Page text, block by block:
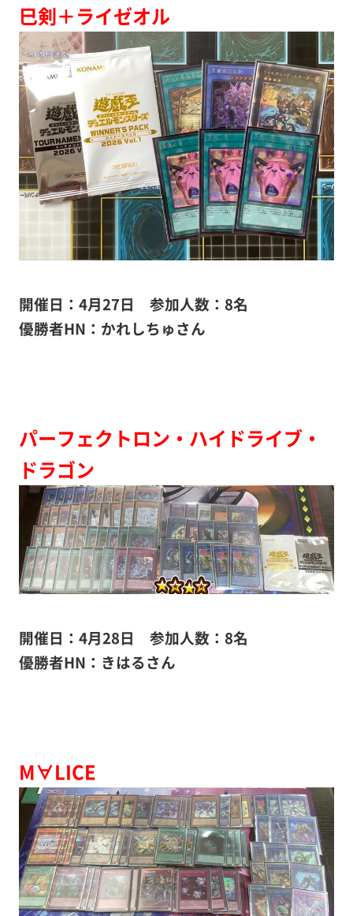
巳剣＋ライゼオル
開催日：4月27日 参加人数：8名
優勝者HN：かれしちゅさん
パーフェクトロン・ハイドライブ・
ドラゴン
開催日：4月28日 参加人数：8名
優勝者HN：きはるさん
M∀LICE